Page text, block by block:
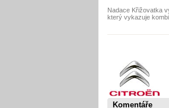
Nadace Křižovatka
který vykazuje
Komentáře